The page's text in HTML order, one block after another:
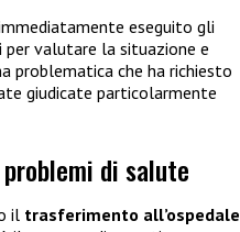
eseguito gli
per valutare la situazione e
problematica che ha richiesto
giudicate particolarmente
di salute
il trasferimento all’ospedale